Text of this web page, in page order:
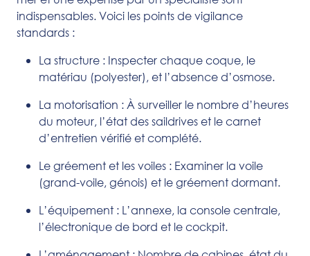
indispensables. Voici les points de vigilance
standards :
La structure : Inspecter chaque coque, le
matériau (polyester), et l’absence d’osmose.
La motorisation : À surveiller le nombre d’heures
du moteur, l’état des saildrives et le carnet
d’entretien vérifié et complété.
Le gréement et les voiles : Examiner la voile
(grand-voile, génois) et le gréement dormant.
L’équipement : L’annexe, la console centrale,
l’électronique de bord et le cockpit.